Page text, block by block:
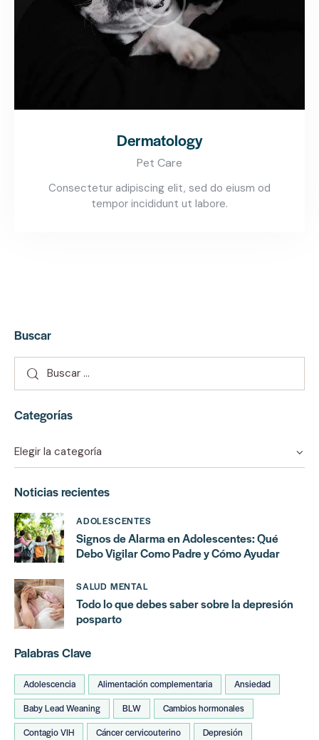
Dermatology
Pet Care
Consectetur adipiscing elit, sed do eiusm od
tempor incididunt ut labore.
Buscar
Categorías
Noticias recientes
ADOLESCENTES
Signos de Alarma en Adolescentes: Qué
Debo Vigilar Como Padre y Cómo Ayudar
SALUD MENTAL
Todo lo que debes saber sobre la depresión
posparto
Palabras Clave
Adolescencia Alimentación complementaria
Ansiedad
Baby Lead Weaning
BLW
Cambios hormonales
Contagio VIH
Cáncer cervicouterino
Depresión